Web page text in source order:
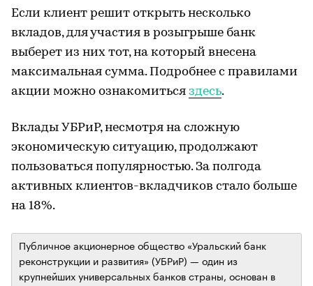
Если клиент решит открыть несколько
вкладов, для участия в розыгрыше банк
выберет из них тот, на который внесена
максимальная сумма. Подробнее с правилами
акции можно ознакомиться здесь.
Вклады УБРиР, несмотря на сложную
экономическую ситуацию, продолжают
пользоваться популярностью. За полгода
активных клиентов-вкладчиков стало больше
на 18%.
Публичное акционерное общество «Уральский банк
реконструкции и развития» (УБРиР) — один из
крупнейших универсальных банков страны, основан в